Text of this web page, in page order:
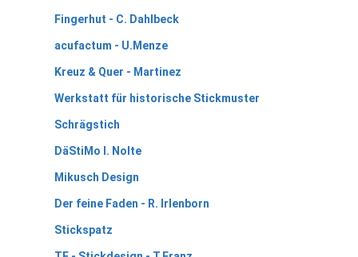
Fingerhut - C. Dahlbeck
acufactum - U.Menze
Kreuz & Quer - Martinez
Werkstatt für historische Stickmuster
Schrägstich
DäStiMo I. Nolte
Mikusch Design
Der feine Faden - R. Irlenborn
Stickspatz